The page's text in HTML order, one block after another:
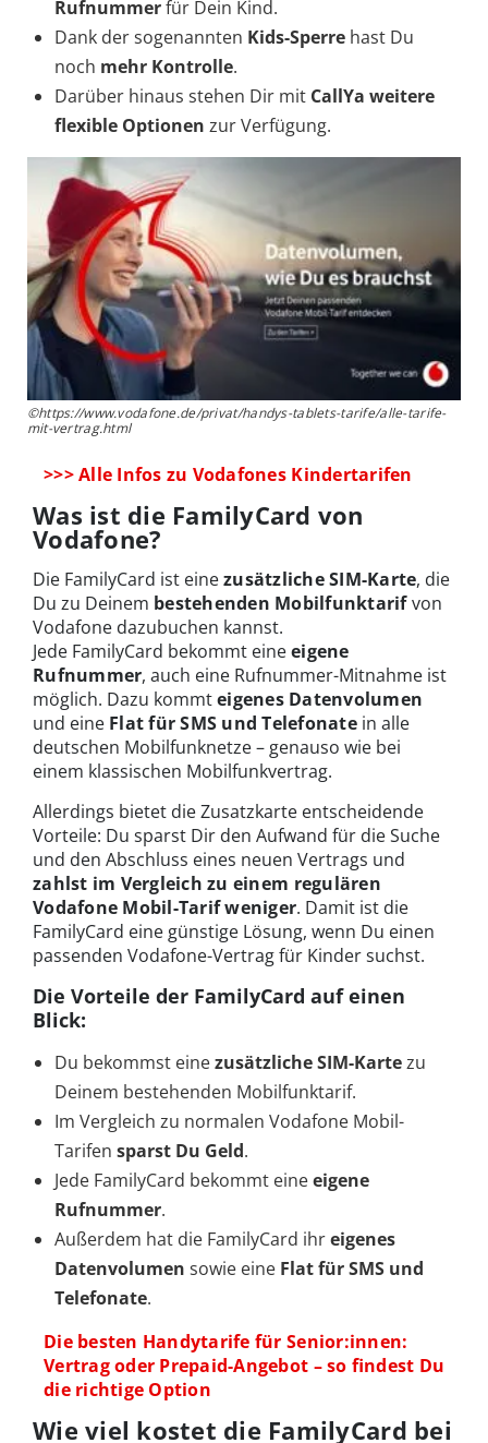
Rufnummerfür Dein Kind.
Dank der sogenannten Kids-Sperre hast Du
noch mehr Kontrolle.
Darüber hinaus stehen Dir mit CallYa weitere
flexible Optionen zur Verfügung.
©https://www.vodafone.de/privat/handys-tablets-tarife/alle-tarife-
mit-vertrag.html
>>> Alle Infos zu Vodafones Kindertarifen
Was ist die FamilyCard von
Vodafone?
Die FamilyCard ist einezusätzliche SIM-Karte, die
Du zu Deinem bestehenden Mobilfunktarifvon
Vodafone dazubuchen kannst.
Jede FamilyCard bekommt eineeigene
Rufnummer, auch eine Rufnummer-Mitnahme ist
möglich. Dazu kommteigenes Datenvolumen
und eine Flat für SMS und Telefonate in alle
deutschen Mobilfunknetze – genauso wie bei
einem klassischen Mobilfunkvertrag.
Allerdings bietet die Zusatzkarte entscheidende
Vorteile: Du sparst Dir den Aufwand für die Suche
und den Abschluss eines neuen Vertrags und
zahlst im Vergleich zu einem regulären
Vodafone Mobil-Tarif weniger. Damit ist die
FamilyCard eine günstige Lösung, wenn Du einen
passenden Vodafone-Vertrag für Kinder suchst.
Die Vorteile der FamilyCard auf einen
Blick:
Du bekommst einezusätzliche SIM-Kartezu
Deinem bestehenden Mobilfunktarif.
Im Vergleich zu normalen Vodafone Mobil-
Tarifen sparst Du Geld.
Jede FamilyCard bekommt eineeigene
Rufnummer.
Außerdem hat die FamilyCard ihreigenes
Datenvolumen sowie eine Flat für SMS und
Telefonate.
Die besten Handytarife für Senior:innen:
Vertrag oder Prepaid-Angebot – so findest Du
die richtige Option
Wie viel kostet die FamilyCard bei